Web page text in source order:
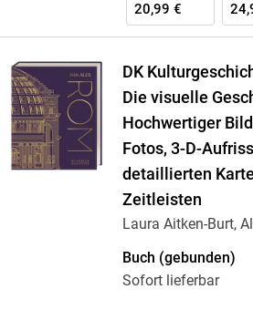
20,99 €
DK
Die visuelle
Hochwertiger
Fotos, 3-D-
detaillierten
Zeitleisten
Laura Aitken-Burt,
Buch (gebunden)
Sofort lieferbar